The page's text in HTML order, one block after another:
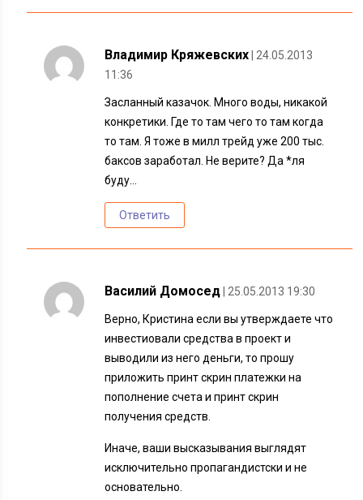
Владимир Кряжевских
| 24.05.2013
11:36
Засланный казачок. Много воды, никакой
конкретики. Где то там чего то там когда
то там. Я тоже в милл трейд уже 200 тыс.
баксов заработал. Не верите? Да *ля
буду…
Ответить
Василий Домосед | 25.05.2013 19:30
Верно, Кристина если вы утверждаете что
инвестиовали средства в проект и
выводили из него деньги, то прошу
приложить принт скрин платежки на
пополнение счета и принт скрин
получения средств.
Иначе, ваши высказывания выглядят
исключительно пропагандистски и не
основательно.